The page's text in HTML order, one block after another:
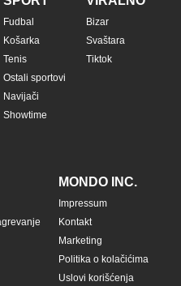
Fudbal
Košarka
Tenis
Ostali sportovi
Navijači
Showtime
Bizar
Svaštara
Tiktok
MONDO INC.
Impressum
Kontakt
Marketing
Politika o kolačićima
Uslovi korišćenja